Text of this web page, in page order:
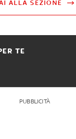
ALLA SEZIONE
TE
PUBBLICITÀ